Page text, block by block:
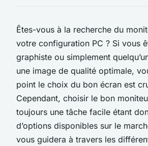
Êtes-vous à la recherche du
votre configuration PC ? Si vous
graphiste ou simplement
une image de qualité optimale,
point le choix du bon écran est
Cependant, choisir le bon
toujours une tâche facile étant
d’options disponibles sur le
vous guidera à travers les